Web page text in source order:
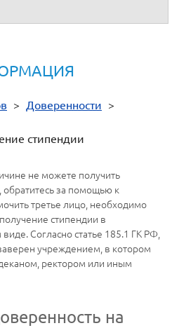
> Доверенности >
стипендии
не можете получить
обратитесь за помощью к
третье лицо, необходимо
стипендии в
Согласно статье 185.1 ГК РФ,
учреждением, в котором
ректором или иным
на